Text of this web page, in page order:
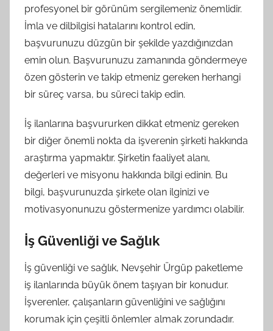
profesyonel bir görünüm sergilemeniz önemlidir.
İmla ve dilbilgisi hatalarını kontrol edin,
başvurunuzu düzgün bir şekilde yazdığınızdan
emin olun. Başvurunuzu zamanında göndermeye
özen gösterin ve takip etmeniz gereken herhangi
bir süreç varsa, bu süreci takip edin.
İş ilanlarına başvururken dikkat etmeniz gereken
bir diğer önemli nokta da işverenin şirketi hakkında
araştırma yapmaktır. Şirketin faaliyet alanı,
değerleri ve misyonu hakkında bilgi edinin. Bu
bilgi, başvurunuzda şirkete olan ilginizi ve
motivasyonunuzu göstermenize yardımcı olabilir.
İş Güvenliği ve Sağlık
İş güvenliği ve sağlık, Nevşehir Ürgüp paketleme
iş ilanlarında büyük önem taşıyan bir konudur.
İşverenler, çalışanların güvenliğini ve sağlığını
korumak için çeşitli önlemler almak zorundadır.